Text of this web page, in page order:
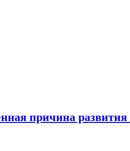
причина